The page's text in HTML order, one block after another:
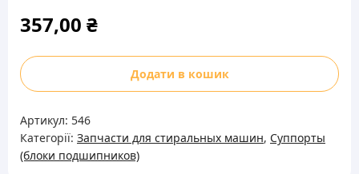
357,00 ₴
Блок
подшипника
стиральных
машин
Zanussi
Додати в кошик
Артикул: 546
Категорії: Запчасти для стиральных машин, Суппорты
(блоки подшипников)